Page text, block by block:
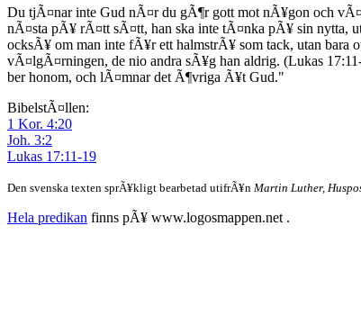
Du tjÃ¤nar inte Gud nÃ¤r du gÃ¶r gott mot nÃ¥gon och
nÃ¤sta pÃ¥ rÃ¤tt sÃ¤tt, han ska inte tÃ¤nka pÃ¥ sin nytta,
ocksÃ¥ om man inte fÃ¥r ett halmstrÃ¥ som tack, utan bara
vÃ¤lgÃ¤rningen, de nio andra sÃ¥g han aldrig. (Lukas
ber honom, och lÃ¤mnar det Ã¶vriga Ã¥t Gud."
BibelstÃ¤llen:
1 Kor. 4:20
Joh. 3:2
Lukas 17:11-19
Den svenska texten sprÃ¥kligt bearbetad utifrÃ¥n Martin Luther,
Hela predikan finns pÃ¥ www.logosmappen.net .